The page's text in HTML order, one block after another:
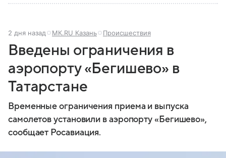
2 дня назад МК.RU Казань Происшествия
Введены ограничения в
аэропорту «Бегишево» в
Татарстане
Временные ограничения приема и выпуска
самолетов установили в аэропорту «Бегишево»,
сообщает Росавиация.